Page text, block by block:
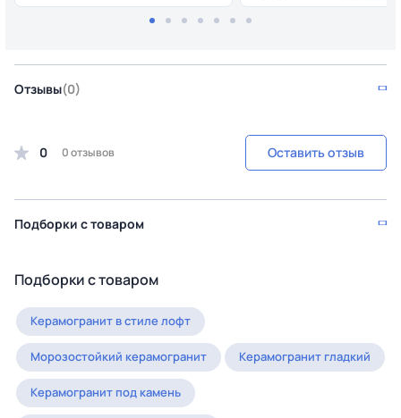
Отзывы(0)
0 0 отзывов Оставить отзыв
Подборки с товаром
Подборки с товаром
Керамогранит в стиле лофт
Морозостойкий керамогранит Керамогранит гладкий
Керамогранит под камень